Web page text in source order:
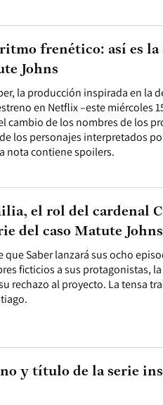
la producción inspirada en la
en Netflix –este miércoles
cambio de los nombres de los
los personajes interpretados
nota contiene spoilers.
frenético: así es
Johns
Saber lanzará sus ocho
ficticios a sus protagonistas,
rechazo al proyecto. La tensa
el rol del cardenal
del caso Matute Johns
y título de la serie